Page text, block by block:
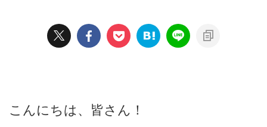
こんにちは、皆さん！